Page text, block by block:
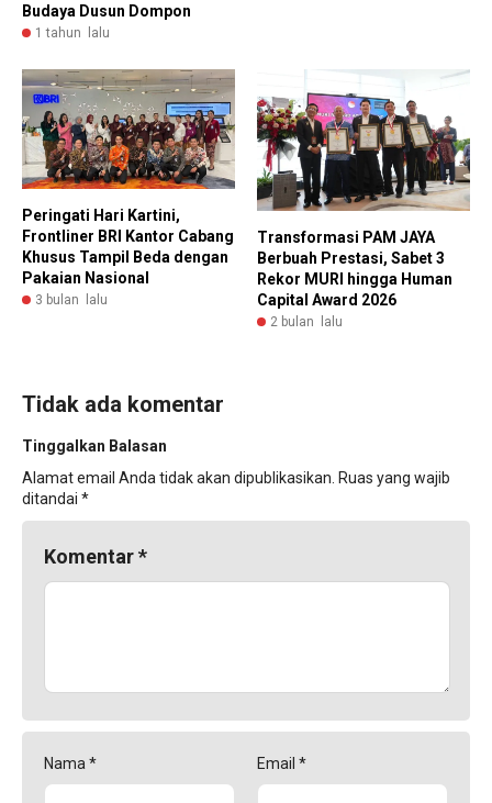
Budaya Dusun Dompon
1 tahun lalu
Peringati Hari Kartini,
Frontliner BRI Kantor Cabang
Khusus Tampil Beda dengan
Pakaian Nasional
3 bulan lalu
Transformasi PAM JAYA
Berbuah Prestasi, Sabet 3
Rekor MURI hingga Human
Capital Award 2026
2 bulan lalu
Tidak ada komentar
Tinggalkan Balasan
Alamat email Anda tidak akan dipublikasikan. Ruas yang wajib
ditandai *
Komentar*
Nama * Email *